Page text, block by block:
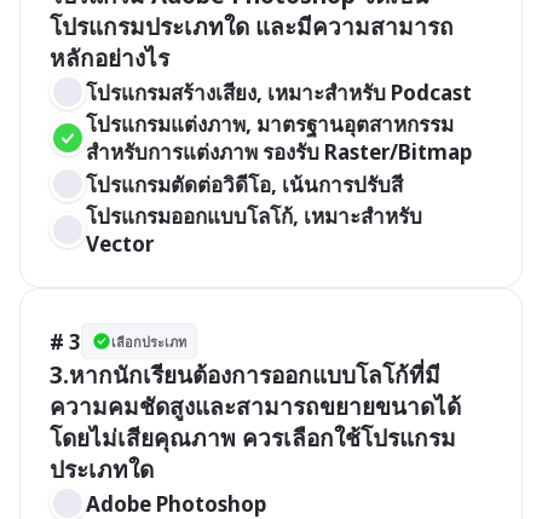
โปรแกรมประเภทใด และมีความสามารถ
หลักอย่างไร
โปรแกรมสร้างเสียง, เหมาะสำหรับ Podcast
โปรแกรมแต่งภาพ, มาตรฐานอุตสาหกรรม
สำหรับการแต่งภาพ รองรับ Raster/Bitmap
โปรแกรมตัดต่อวิดีโอ, เน้นการปรับสี
โปรแกรมออกแบบโลโก้, เหมาะสำหรับ
Vector
# 3 เลือกประเภท
3.หากนักเรียนต้องการออกแบบโลโก้ที่มี
ความคมชัดสูงและสามารถขยายขนาดได้
โดยไม่เสียคุณภาพ ควรเลือกใช้โปรแกรม
ประเภทใด
Adobe Photoshop